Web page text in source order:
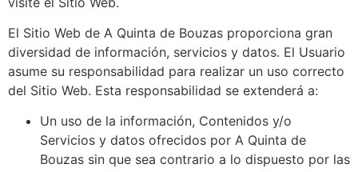
El Sitio Web de A Quinta de Bouzas proporciona gran
diversidad de información, servicios y datos. El Usuario
asume su responsabilidad para realizar un uso correcto
del Sitio Web. Esta responsabilidad se extenderá a:
Un uso de la información, Contenidos y/o
Servicios y datos ofrecidos por A Quinta de
Bouzas sin que sea contrario a lo dispuesto por las